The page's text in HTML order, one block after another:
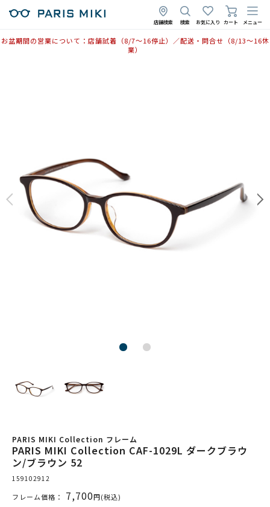
店舗検索 検索 お気に入り カート メニュー
お盆期間の営業について：店舗試着（8/7〜16停止）／配送・問合せ（8/13〜16休
業）
PARIS MIKI Collection フレーム
PARIS MIKI Collection CAF-1029L ダークブラウ
ン/ブラウン 52
159102912
フレーム価格： 7,700円(税込)